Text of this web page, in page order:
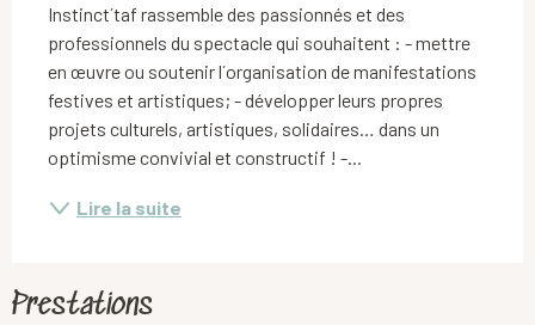
Instinct´taf rassemble des passionnés et des
professionnels du spectacle qui souhaitent : - mettre
en œuvre ou soutenir l´organisation de manifestations
festives et artistiques; - développer leurs propres
projets culturels, artistiques, solidaires… dans un
optimisme convivial et constructif ! -...
Lire la suite
Prestations